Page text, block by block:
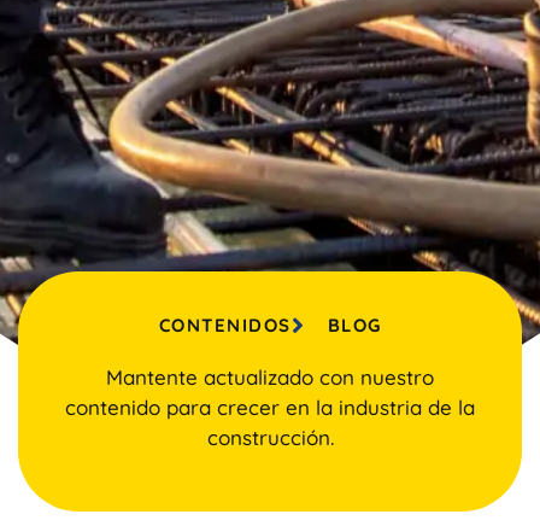
CONTENIDOS BLOG
Mantente actualizado con nuestro
contenido para crecer en la industria de la
construcción.